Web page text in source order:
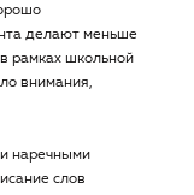
делают меньше
рамках школьной
внимания,
и наречными
слов